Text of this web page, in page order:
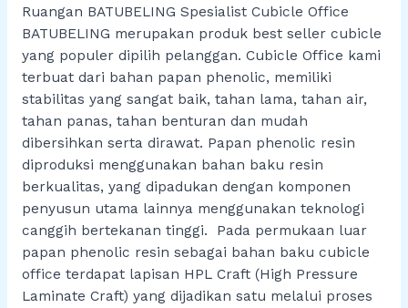
Ruangan BATUBELING Spesialist Cubicle Office
BATUBELING merupakan produk best seller cubicle
yang populer dipilih pelanggan. Cubicle Office kami
terbuat dari bahan papan phenolic, memiliki
stabilitas yang sangat baik, tahan lama, tahan air,
tahan panas, tahan benturan dan mudah
dibersihkan serta dirawat. Papan phenolic resin
diproduksi menggunakan bahan baku resin
berkualitas, yang dipadukan dengan komponen
penyusun utama lainnya menggunakan teknologi
canggih bertekanan tinggi. Pada permukaan luar
papan phenolic resin sebagai bahan baku cubicle
office terdapat lapisan HPL Craft (High Pressure
Laminate Craft) yang dijadikan satu melalui proses